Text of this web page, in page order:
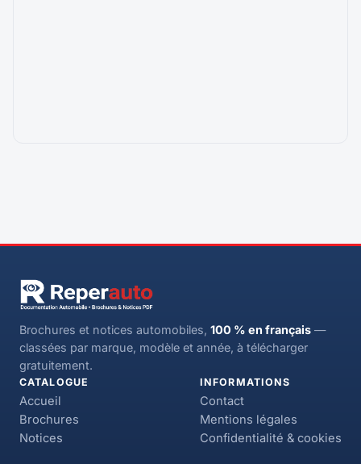
Brochures et notices automobiles, 100 % en français —
classées par marque, modèle et année, à télécharger
gratuitement.
CATALOGUE
Accueil
Brochures
Notices
INFORMATIONS
Contact
Mentions légales
Confidentialité & cookies